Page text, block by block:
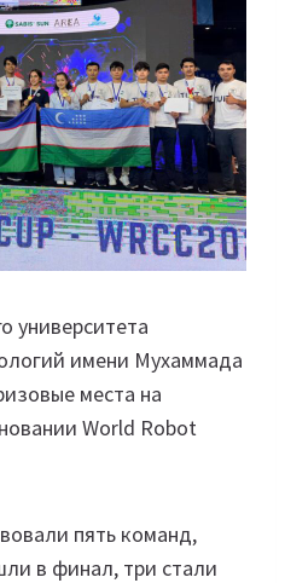
университета
имени Мухаммада
места на
World Robot
пять команд,
в финал, три стали